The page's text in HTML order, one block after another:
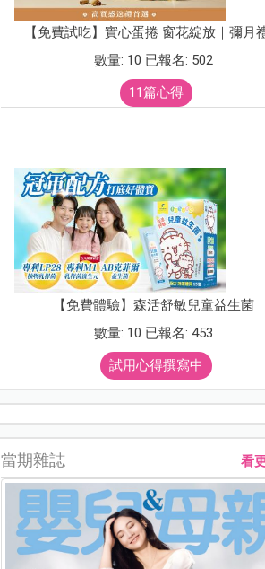
【免費試吃】實心蛋捲 窗花綻放｜彌月
數量: 10 已報名: 502
11篇心得
【免費體驗】森活舒敏兒童益生菌
數量: 10 已報名: 453
試用心得撰寫中
當期雜誌 看